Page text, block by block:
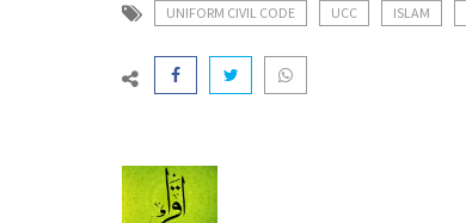
UNIFORM CIVIL CODE UCC ISLAM